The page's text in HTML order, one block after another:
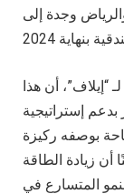
وجدة إلى
“إيلاف”، أن هذا
بدعم إستراتيجية
بوصفه ركيزة
أن زيادة الطاقة
المتسارع في